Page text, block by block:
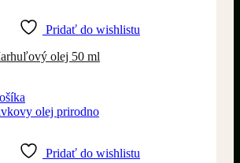
Pridať do wishlistu
olej 50 ml
Pridať do wishlistu